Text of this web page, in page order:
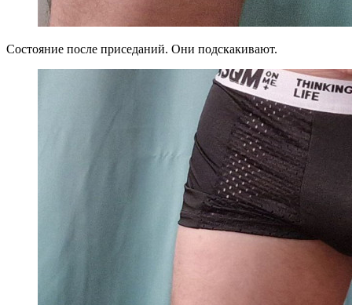
Состояние после приседаний. Они подскакивают.